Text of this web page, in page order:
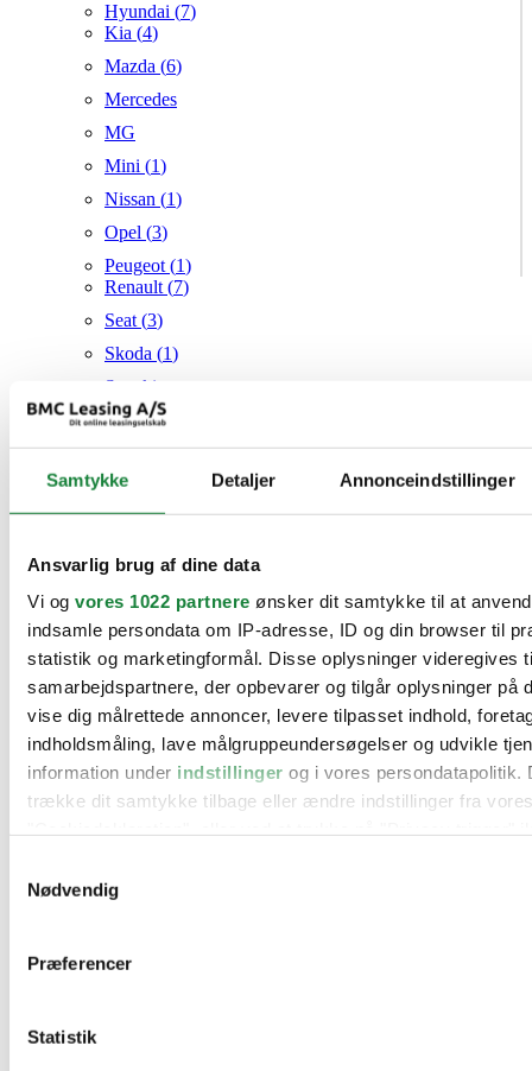
Samtykke Detaljer Annonceindstillinger
Ansvarlig brug af dine data
Vi og vores 1022 partnere ønsker dit samtykke til at
indsamle persondata om IP-adresse, ID og din browser til
statistik og marketingformål. Disse oplysninger videregives
samarbejdspartnere, der opbevarer og tilgår oplysninger på
vise dig målrettede annoncer, levere tilpasset indhold,
indholdsmåling, lave målgruppeundersøgelser og udvikle
information under indstillinger og i vores persondatapolitik.
trække dit samtykke tilbage eller ændre indstillinger fra
Hvis du tillader det, vil vi også gerne:
Identificere din enhed baseret på en scanning af
Dine valg anvendes på hele websitet.
Nødvendig
Præferencer
Statistik
Hyundai (7)
Kia (4)
Mazda (6)
Mercedes
MG
Mini (1)
Nissan (1)
Opel (3)
Peugeot (1)
Renault (7)
Seat (3)
Skoda (1)
Suzuki
Tesla
Toyota (1)
VW (
Audi
Citroën
Cupra
Dacia
Fiat
Ford
Hyundai
Kia
Mercedes
MG
Nissan
Opel
Skoda
Toyota
Øvrige informationer